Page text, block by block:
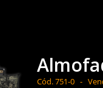
Cód.751-0 -